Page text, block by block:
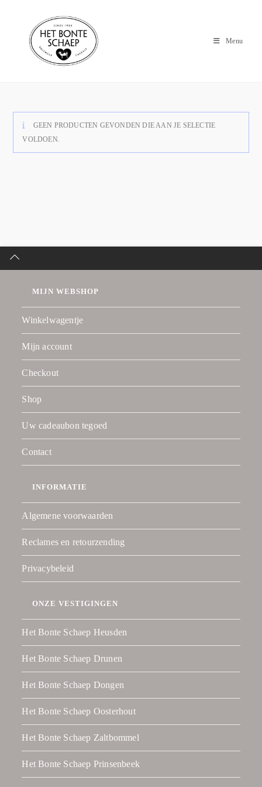
Menu
GEEN PRODUCTEN GEVONDEN DIE AAN JE SELECTIE
VOLDOEN.
MIJN WEBSHOP
Winkelwagentje
Mijn account
Checkout
Shop
Uw cadeaubon tegoed
Contact
INFORMATIE
Algemene voorwaarden
Reclames en retourzending
Privacybeleid
ONZE VESTIGINGEN
Het Bonte Schaep Heusden
Het Bonte Schaep Drunen
Het Bonte Schaep Dongen
Het Bonte Schaep Oosterhout
Het Bonte Schaep Zaltbommel
Het Bonte Schaep Prinsenbeek